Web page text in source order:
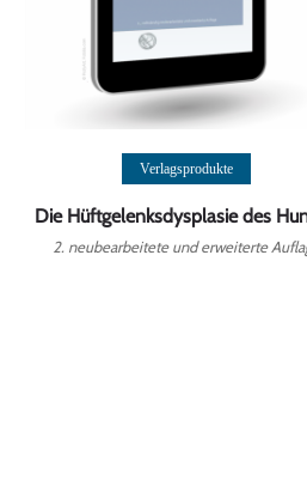
Weiterlesen
Verlagsprodukte
Die Hüftgelenksdysplasie des
2. neubearbeitete und erweiterte